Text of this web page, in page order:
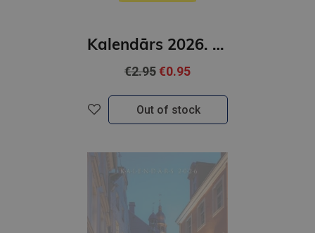
Kalendārs 2026. Suņi
€2.95€0.95
Out of stock